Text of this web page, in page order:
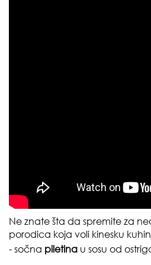
Ne znate šta da spremite za
porodica koja voli kinesku
- sočna piletina u sosu od